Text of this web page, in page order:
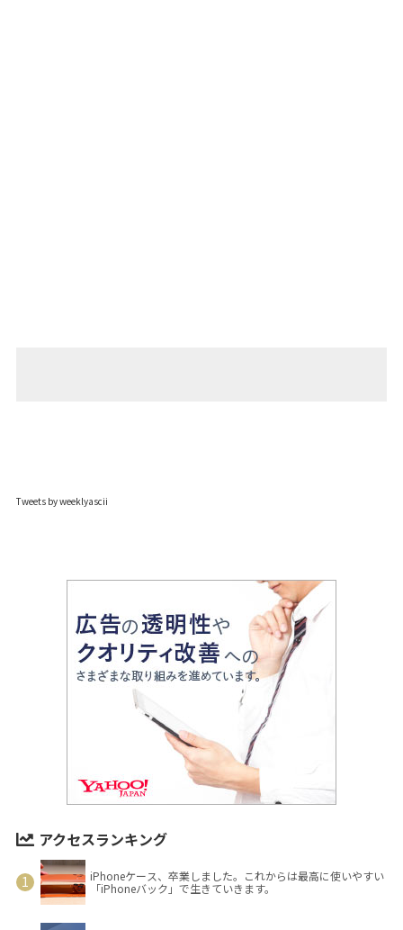
Tweets by weeklyascii
アクセスランキング
iPhoneケース、卒業しました。これからは最高に使いやすい
「iPhoneバック」で生きていきます。